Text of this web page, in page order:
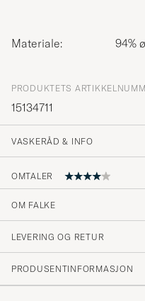
Materiale: 94%
PRODUKTETS
15134711
VASKERÅD & INFO
OMTALER
No feet sweat. Cool
MICHAEL P KJØPTE
OM FALKE
LEVERING OG RETUR
PRODUSENTINFORMASJON